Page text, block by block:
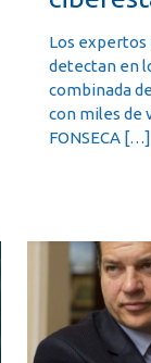
Los
detectan en
combinada
con miles de
FONSECA[…]